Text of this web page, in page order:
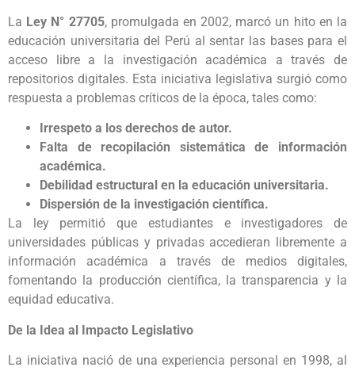
La Ley N° 27705, promulgada en 2002, marcó un hito en la
educación universitaria del Perú al sentar las bases para el
acceso libre a la investigación académica a través de
repositorios digitales. Esta iniciativa legislativa surgió como
respuesta a problemas críticos de la época, tales como:
Irrespeto a los derechos de autor.
Falta de recopilación sistemática de información
académica.
Debilidad estructural en la educación universitaria.
Dispersión de la investigación científica.
La ley permitió que estudiantes e investigadores de
universidades públicas y privadas accedieran libremente a
información académica a través de medios digitales,
fomentando la producción científica, la transparencia y la
equidad educativa.
De la Idea al Impacto Legislativo
La iniciativa nació de una experiencia personal en 1998, al